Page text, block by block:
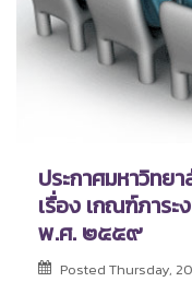
ประกาศมหาวิทย
เรื่อง เกณฑ์ภาร
พ.ศ. ๒๕๕๙
Posted Thursday,